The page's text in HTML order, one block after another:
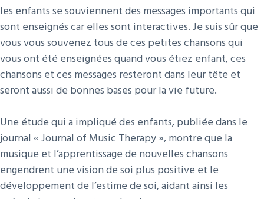
les enfants se souviennent des messages importants qui
sont enseignés car elles sont interactives. Je suis sûr que
vous vous souvenez tous de ces petites chansons qui
vous ont été enseignées quand vous étiez enfant, ces
chansons et ces messages resteront dans leur tête et
seront aussi de bonnes bases pour la vie future.
Une étude qui a impliqué des enfants, publiée dans le
journal « Journal of Music Therapy », montre que la
musique et l’apprentissage de nouvelles chansons
engendrent une vision de soi plus positive et le
développement de l’estime de soi, aidant ainsi les